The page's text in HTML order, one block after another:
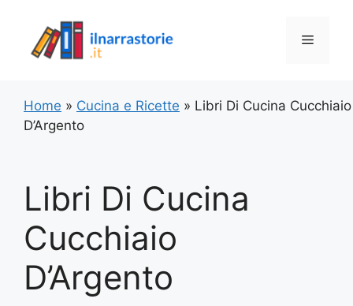
contenuto
Menu
Home » Cucina e Ricette » Libri Di Cucina Cucchiaio
D’Argento
Libri Di Cucina
Cucchiaio
D’Argento